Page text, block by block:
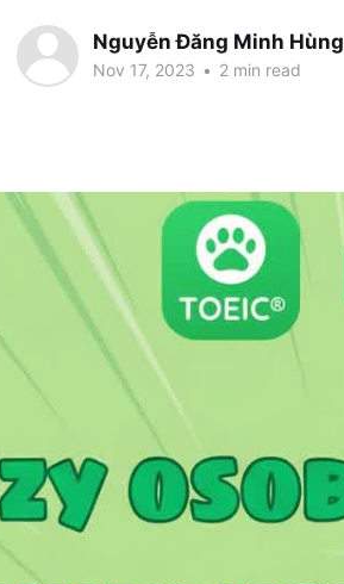
Nguyễn Đăng Minh Hùng
Nov 17, 2023 • 2 min read